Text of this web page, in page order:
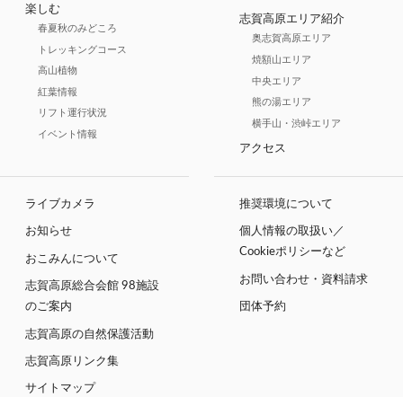
楽しむ
春夏秋のみどころ
トレッキングコース
高山植物
紅葉情報
リフト運行状況
イベント情報
志賀高原エリア紹介
奥志賀高原エリア
焼額山エリア
中央エリア
熊の湯エリア
横手山・渋峠エリア
アクセス
ライブカメラ
お知らせ
おこみんについて
志賀高原総合会館 98施設
のご案内
志賀高原の自然保護活動
志賀高原リンク集
サイトマップ
推奨環境について
個人情報の取扱い／
Cookieポリシーなど
お問い合わせ・資料請求
団体予約